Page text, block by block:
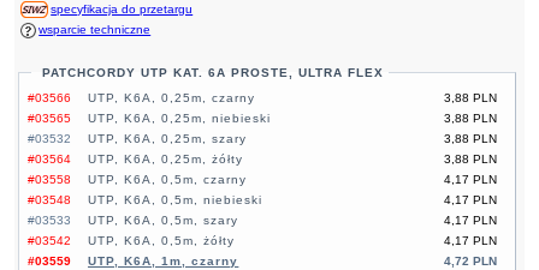
specyfikacja do przetargu
wsparcie techniczne
PATCHCORDY UTP KAT. 6A PROSTE, ULTRA FLEX
#03566
3,88 PLN
UTP, K6A, 0,25m, czarny
#03565
3,88 PLN
UTP, K6A, 0,25m, niebieski
#03532
3,88 PLN
UTP, K6A, 0,25m, szary
#03564
3,88 PLN
UTP, K6A, 0,25m, żółty
#03558
4,17 PLN
UTP, K6A, 0,5m, czarny
#03548
4,17 PLN
UTP, K6A, 0,5m, niebieski
#03533
4,17 PLN
UTP, K6A, 0,5m, szary
#03542
4,17 PLN
UTP, K6A, 0,5m, żółty
#03559
4,72 PLN
UTP, K6A, 1m, czarny